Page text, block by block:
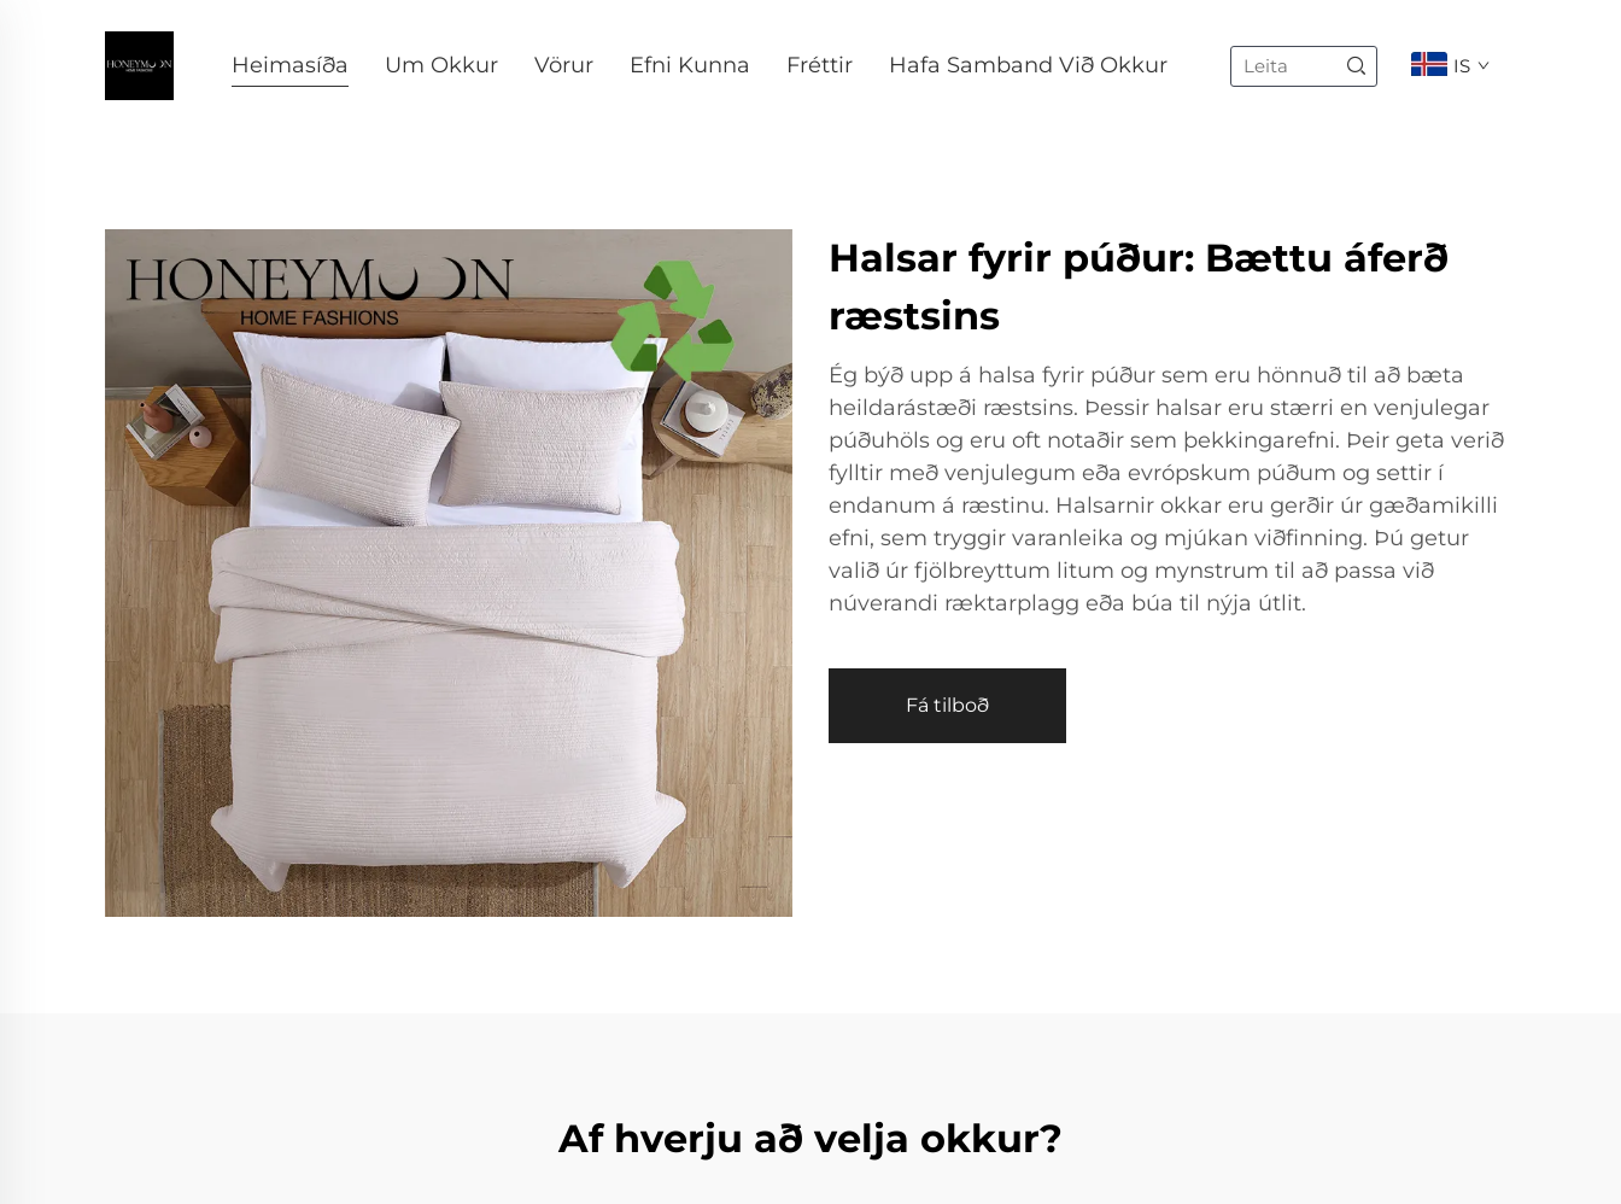
Heimasíða Um Okkur Vörur Efni Kunna Fréttir Hafa Samband Við Okkur IS
Halsar fyrir púður: Bættu áferð
ræstsins
Ég býð upp á halsa fyrir púður sem eru hönnuð til að bæta
heildarástæði ræstsins. Þessir halsar eru stærri en venjulegar
púðuhöls og eru oft notaðir sem þekkingarefni. Þeir geta verið
fylltir með venjulegum eða evrópskum púðum og settir í
endanum á ræstinu. Halsarnir okkar eru gerðir úr gæðamikilli
efni, sem tryggir varanleika og mjúkan viðfinning. Þú getur
valið úr fjölbreyttum litum og mynstrum til að passa við
núverandi ræktarplagg eða búa til nýja útlit.
Fá tilboð
Af hverju að velja okkur?